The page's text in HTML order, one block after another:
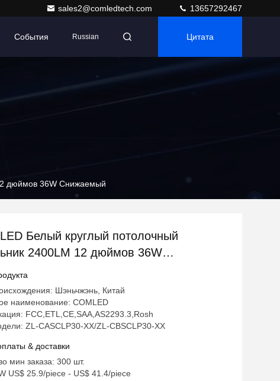
sales2@comledtech.com 13657292467
События Russian Цитата
дюймов 36W Снижаемый
Белый круглый потолочный
2400LM 12 дюймов 36W
Шэньчжэнь, Китай
наименование: COMLED
FCC,ETL,CE,SAA,AS2293.3,Rosh
ZL-CASCLP30-XX/ZL-CBSCLP30-XX
& доставки
мин заказа: 300 шт.
US$ 25.9/piece - US$ 41.4/piece